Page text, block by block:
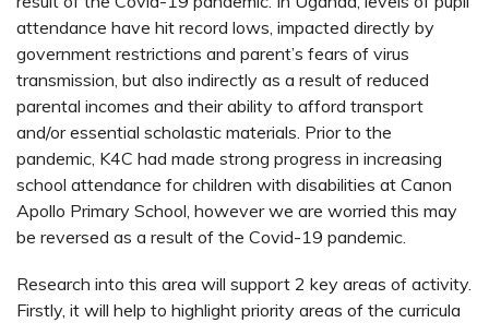
attendance have hit record lows, impacted directly by
government restrictions and parent’s fears of virus
transmission, but also indirectly as a result of reduced
parental incomes and their ability to afford transport
and/or essential scholastic materials. Prior to the
pandemic, K4C had made strong progress in increasing
school attendance for children with disabilities at Canon
Apollo Primary School, however we are worried this may
be reversed as a result of the Covid-19 pandemic.
Research into this area will support 2 key areas of activity.
Firstly, it will help to highlight priority areas of the curricula